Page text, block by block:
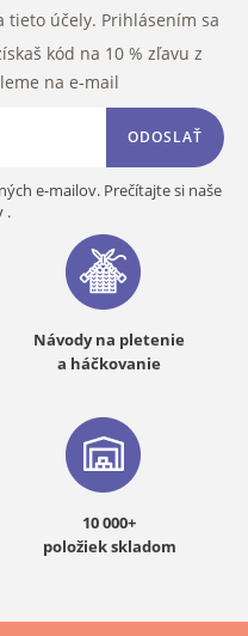
tieto účely. Prihlásením sa
kód na 10 % zľavu z
na e-mail
ODOSLAŤ
e-mailov. Prečítajte si naše
.
Návody na pletenie
a háčkovanie
10 000+
položiek skladom